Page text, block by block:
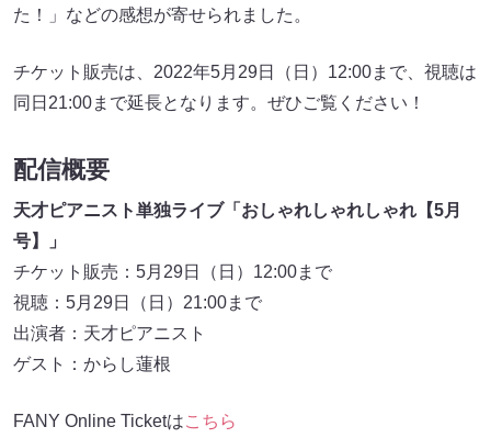
た！」などの感想が寄せられました。
チケット販売は、2022年5月29日（日）12:00まで、視聴は
同日21:00まで延長となります。ぜひご覧ください！
配信概要
天才ピアニスト単独ライブ「おしゃれしゃれしゃれ【5月
号】」
チケット販売：5月29日（日）12:00まで
視聴：5月29日（日）21:00まで
出演者：天才ピアニスト
ゲスト：からし蓮根
FANY Online Ticketはこちら